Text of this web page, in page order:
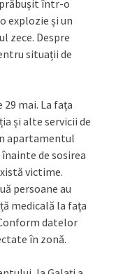
într-o
explozie și un
zece. Despre
situații de
mai. La fața
și alte servicii de
apartamentul
de sosirea
victime.
persoane au
medicală la fața
datelor
în zonă.